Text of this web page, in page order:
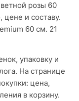
розы 60
цене и составу.
60 см. 21
упаковку и
На странице
цена,
в корзину.